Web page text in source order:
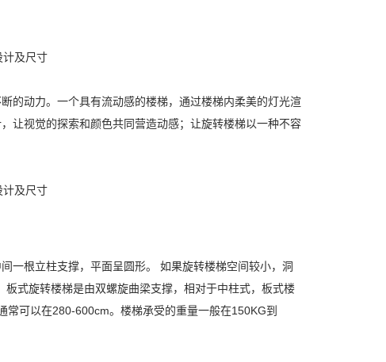
动力。一个具有流动感的楼梯，通过楼梯内柔美的灯光渲
让视觉的探索和颜色共同营造动感；让旋转楼梯以一种不容
根立柱支撑，平面呈圆形。 如果旋转楼梯空间较小，洞
式旋转楼梯是由双螺旋曲梁支撑，相对于中柱式，板式楼
可以在280-600cm。楼梯承受的重量一般在150KG到